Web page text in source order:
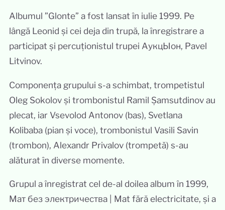
Albumul ”Glonte” a fost lansat în iulie 1999. Pe
lângă Leonid și cei deja din trupă, la înregistrare a
participat și percuționistul trupei АукцЫон, Pavel
Litvinov.
Componența grupului s-a schimbat, trompetistul
Oleg Sokolov și trombonistul Ramil Șamsutdinov au
plecat, iar Vsevolod Antonov (bas), Svetlana
Kolibaba (pian și voce), trombonistul Vasili Savin
(trombon), Alexandr Privalov (trompetă) s-au
alăturat în diverse momente.
Grupul a înregistrat cel de-al doilea album în 1999,
Мат без электричества | Mat fără electricitate, și a